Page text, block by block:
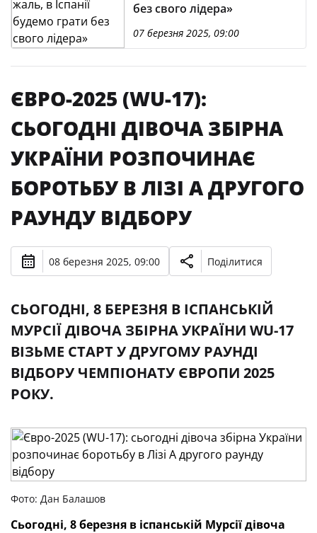
без свого лідера»
07 березня 2025, 09:00
ЄВРО-2025 (WU-17):
СЬОГОДНІ ДІВОЧА ЗБІРНА
УКРАЇНИ РОЗПОЧИНАЄ
БОРОТЬБУ В ЛІЗІ А ДРУГОГО
РАУНДУ ВІДБОРУ
08 березня 2025, 09:00 Поділитися
СЬОГОДНІ, 8 БЕРЕЗНЯ В ІСПАНСЬКІЙ
МУРСІЇ ДІВОЧА ЗБІРНА УКРАЇНИ WU-17
ВІЗЬМЕ СТАРТ У ДРУГОМУ РАУНДІ
ВІДБОРУ ЧЕМПІОНАТУ ЄВРОПИ 2025
РОКУ.
Фото: Дан Балашов
Сьогодні, 8 березня в іспанській Мурсії дівоча